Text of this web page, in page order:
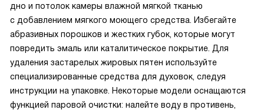
дно и потолок камеры влажной мягкой тканью
с добавлением мягкого моющего средства. Избегайте
абразивных порошков и жестких губок, которые могут
повредить эмаль или каталитическое покрытие. Для
удаления застарелых жировых пятен используйте
специализированные средства для духовок, следуя
инструкции на упаковке. Некоторые модели оснащаются
функцией паровой очистки: налейте воду в противень,